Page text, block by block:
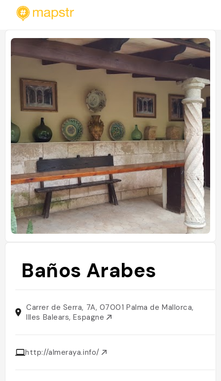
Baños Arabes
Carrer de Serra, 7A, 07001 Palma de Mallorca,
Illes Balears, Espagne
http://almeraya.info/